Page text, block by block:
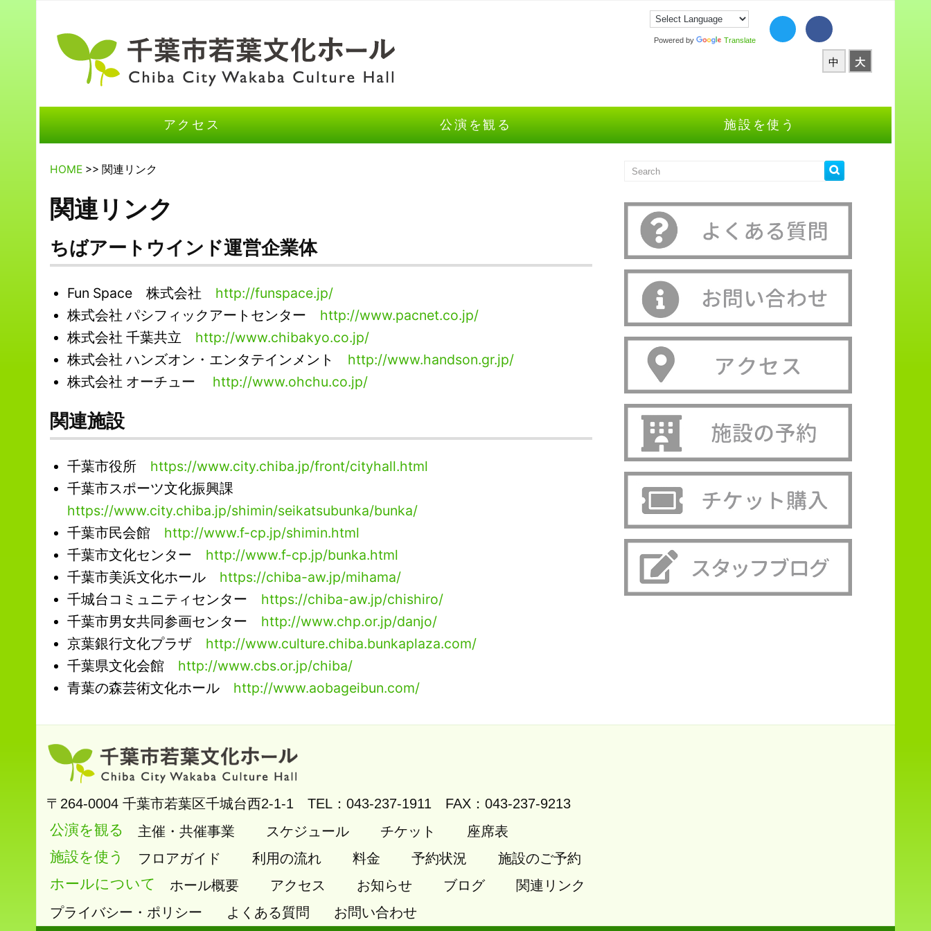
Powered by Translate
中 大
アクセス 公演を観る 施設を使う
HOME >> 関連リンク
関連リンク
ちばアートウインド運営企業体
Fun Space 株式会社 http://funspace.jp/
株式会社 パシフィックアートセンター http://www.pacnet.co.jp/
株式会社 千葉共立 http://www.chibakyo.co.jp/
株式会社 ハンズオン・エンタテインメント http://www.handson.gr.jp/
株式会社 オーチュー http://www.ohchu.co.jp/
関連施設
千葉市役所 https://www.city.chiba.jp/front/cityhall.html
千葉市スポーツ文化振興課
https://www.city.chiba.jp/shimin/seikatsubunka/bunka/
千葉市民会館 http://www.f-cp.jp/shimin.html
千葉市文化センター http://www.f-cp.jp/bunka.html
千葉市美浜文化ホール https://chiba-aw.jp/mihama/
千城台コミュニティセンター https://chiba-aw.jp/chishiro/
千葉市男女共同参画センター http://www.chp.or.jp/danjo/
京葉銀行文化プラザ http://www.culture.chiba.bunkaplaza.com/
千葉県文化会館 http://www.cbs.or.jp/chiba/
青葉の森芸術文化ホール http://www.aobageibun.com/
〒264-0004 千葉市若葉区千城台西2-1-1 TEL：043-237-1911 FAX：043-237-9213
公演を観る 主催・共催事業 スケジュール チケット 座席表
施設を使う フロアガイド 利用の流れ 料金 予約状況 施設のご予約
ホールについて ホール概要 アクセス お知らせ ブログ
関連リンク
プライバシー・ポリシー
よくある質問 お問い合わせ